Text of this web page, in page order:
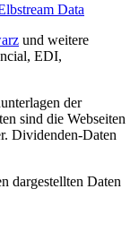
Data
und weitere
EDI,
der
sind die Webseiten
Dividenden-Daten
dargestellten Daten